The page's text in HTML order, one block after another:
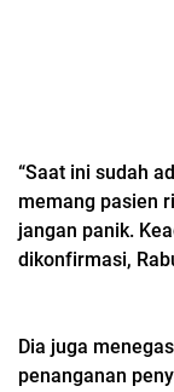
“Saat ini sudah
memang pasien
jangan panik.
dikonfirmasi,
Dia juga
penanganan